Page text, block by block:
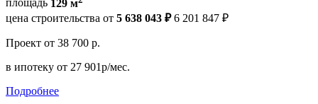
площадь 129 м
цена строительства от 5 638 043 ₽ 6 201 847 ₽
Проект от 38 700 р.
в ипотеку от 27 901р/мес.
Подробнее